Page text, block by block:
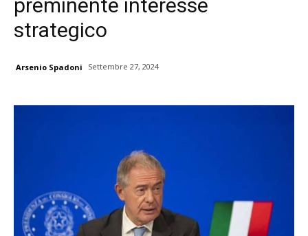
preminente interesse
strategico
Arsenio Spadoni Settembre 27, 2024